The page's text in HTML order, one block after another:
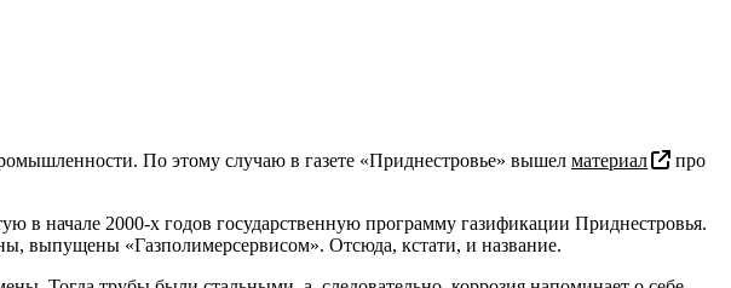
По этому случаю в газете «Приднестровье» вышел материал
про
в начале 2000-х годов государственную программу газификации Приднестровья.
выпущены «Газполимерсервисом». Отсюда, кстати, и название.